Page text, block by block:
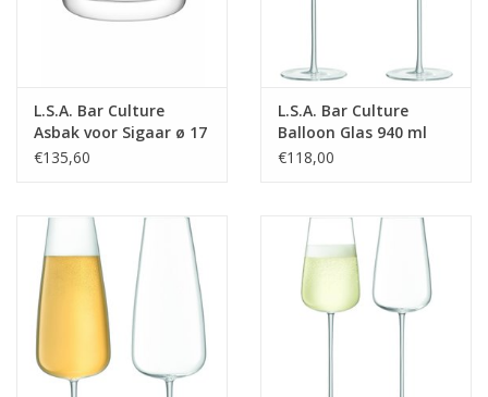
L.S.A. Bar Culture
Asbak voor Sigaar ø 17
cm
€135,60
L.S.A. Bar Culture
Balloon Glas 940 ml
Set van 2 Stuks
€118,00